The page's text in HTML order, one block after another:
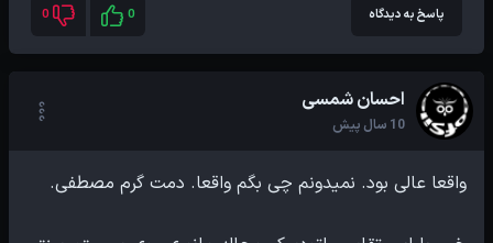
پاسخ به دیدگاه 0
0
احسان شمسی
10 سال پیش